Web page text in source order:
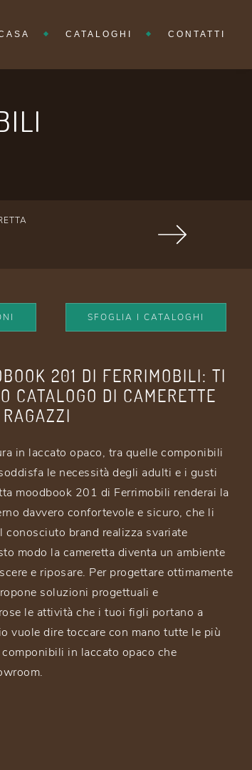
CATALOGHI CONTATTI
SFOGLIA I CATALOGHI
201 DI FERRIMOBILI: TI
CATALOGO DI CAMERETTE
in laccato opaco, tra quelle componibili
le necessità degli adulti e i gusti
moodbook 201 di Ferrimobili renderai la
davvero confortevole e sicuro, che li
conosciuto brand realizza svariate
modo la cameretta diventa un ambiente
e riposare. Per progettare ottimamente
soluzioni progettuali e
le attività che i tuoi figli portano a
vuole dire toccare con mano tutte le più
in laccato opaco che